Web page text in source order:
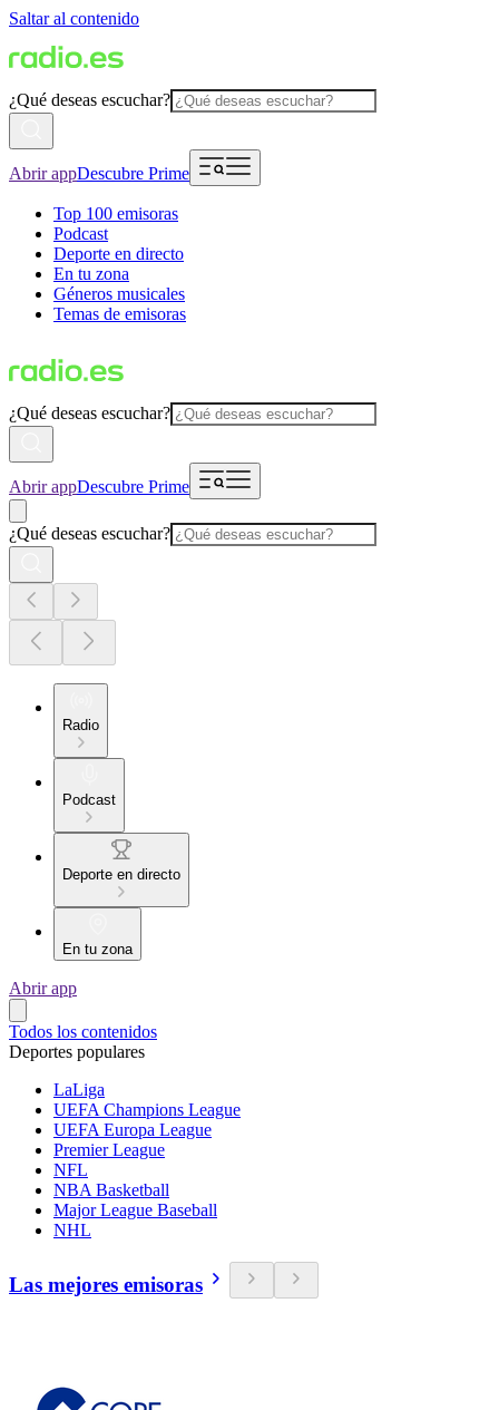
Saltar al contenido
¿Qué deseas escuchar?
Abrir appDescubre Prime
Top 100 emisoras
Podcast
Deporte en directo
En tu zona
Géneros musicales
Temas de emisoras
¿Qué deseas escuchar?
Abrir appDescubre Prime
¿Qué deseas escuchar?
Radio
Podcast
Deporte en directo
En tu zona
Abrir app
Todos los contenidos
Deportes populares
LaLiga
UEFA Champions League
UEFA Europa League
Premier League
NFL
NBA Basketball
Major League Baseball
NHL
Las mejores emisoras